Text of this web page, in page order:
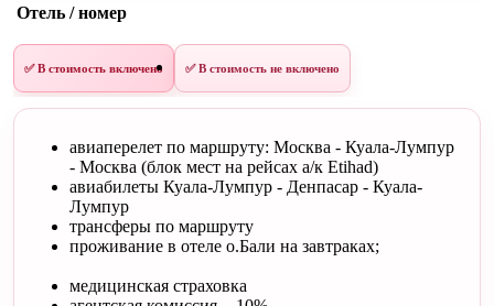
Отель / номер
✅ В стоимость включено ✅ В стоимость не включено
авиаперелет по маршруту: Москва - Куала-Лумпур
- Москва (блок мест на рейсах а/к Etihad)
авиабилеты Куала-Лумпур - Денпасар - Куала-
Лумпур
трансферы по маршруту
проживание в отеле о.Бали на завтраках;
медицинская страховка